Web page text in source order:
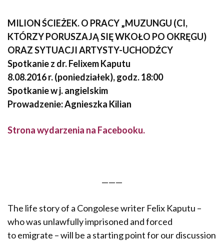
MILION ŚCIEŻEK. O PRACY „MUZUNGU (CI,
KTÓRZY PORUSZAJĄ SIĘ WKOŁO PO OKRĘGU)
ORAZ SYTUACJI ARTYSTY-UCHODŹCY
Spotkanie z dr. Felixem Kaputu
8.08.2016 r. (poniedziałek), godz. 18:00
Spotkanie w j. angielskim
Prowadzenie: Agnieszka Kilian
Strona wydarzenia na Facebooku.
———
The life story of a Congolese writer Felix Kaputu –
who was unlawfully imprisoned and forced
to emigrate – will be a starting point for our discussion